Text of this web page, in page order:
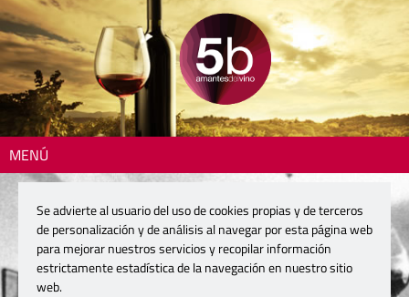
MENÚ
Se advierte al usuario del uso de cookies propias y de terceros
de personalización y de análisis al navegar por esta página web
para mejorar nuestros servicios y recopilar información
estrictamente estadística de la navegación en nuestro sitio
web.